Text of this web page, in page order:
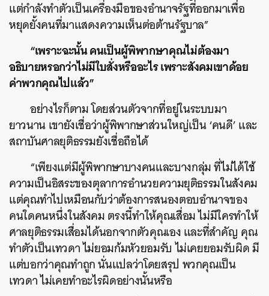
แต่กำลังทำตัวเป็นเครื่องมือของอำนาจรัฐที่ออกมาเพื่อ
หยุดยั้งคนที่มาแสดงความเห็นต่อต้านรัฐบาล”
“เพราะฉะนั้น คนเป็นผู้พิพากษาคุณไม่ต้องมา
อธิบายหรอกว่าไม่มีใบสั่งหรืออะไร เพราะสังคมเขาด้อย
ค่าพวกคุณไปแล้ว”
อย่างไรก็ตาม โดยส่วนตัวจากที่อยู่ในระบบมา
ยาวนาน เขายังเชื่อว่าผู้พิพากษาส่วนใหญ่เป็น ‘คนดี’ และ
สถาบันศาลยุติธรรมยังเชื่อถือได้
“เพียงแต่มีผู้พิพากษาบางคนและบางกลุ่ม ที่ไม่ได้ใช้
ความเป็นอิสระของตุลาการอำนวยความยุติธรรมในสังคม
แต่คุณทำไปเหมือนกับว่าต้องการสนองตอบอำนาจของ
คนใดคนหนึ่งในสังคม ตรงนี้ทำให้คุณเสื่อม ไม่มีใครทำให้
ศาลยุติธรรมเสื่อมได้นอกจากตัวคุณเอง และที่สำคัญ คุณ
ทำตัวเป็นเทวดา ไม่ยอมก้มหัวยอมรับ ไม่เคยยอมรับผิด มี
แต่บอกว่าคุณทำถูก นั่นแปลว่าโดยสรุป พวกคุณเป็น
เทวดา ไม่เคยทำอะไรผิดอย่างนั้นหรือ